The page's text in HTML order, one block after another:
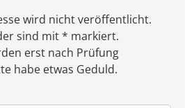
wird nicht veröffentlicht.
sind mit * markiert.
erst nach Prüfung
habe etwas Geduld.